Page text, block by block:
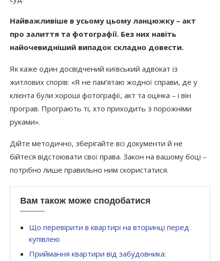
Найважливіше в усьому цьому ланцюжку – акт
про залиття та фотографії. Без них навіть
найочевидніший випадок складно довести.
Як каже один досвідчений київський адвокат із
житлових спорів: «Я не пам’ятаю жодної справи, де у
клієнта були хороші фотографії, акт та оцінка – і він
програв. Програють ті, хто приходить з порожніми
руками».
Дійте методично, зберігайте всі документи й не
бійтеся відстоювати свої права. Закон на вашому боці –
потрібно лише правильно ним скористатися.
Вам також може сподобатися
Що перевірити в квартирі на вторинці перед
купівлею
Приймання квартири від забудовника: